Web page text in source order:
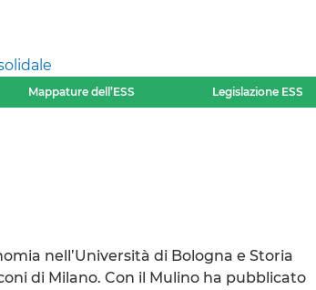
Mappature dell’ESS Legislazione ESS
nell’Università di Bologna e Storia
di Milano. Con il Mulino ha pubblicato